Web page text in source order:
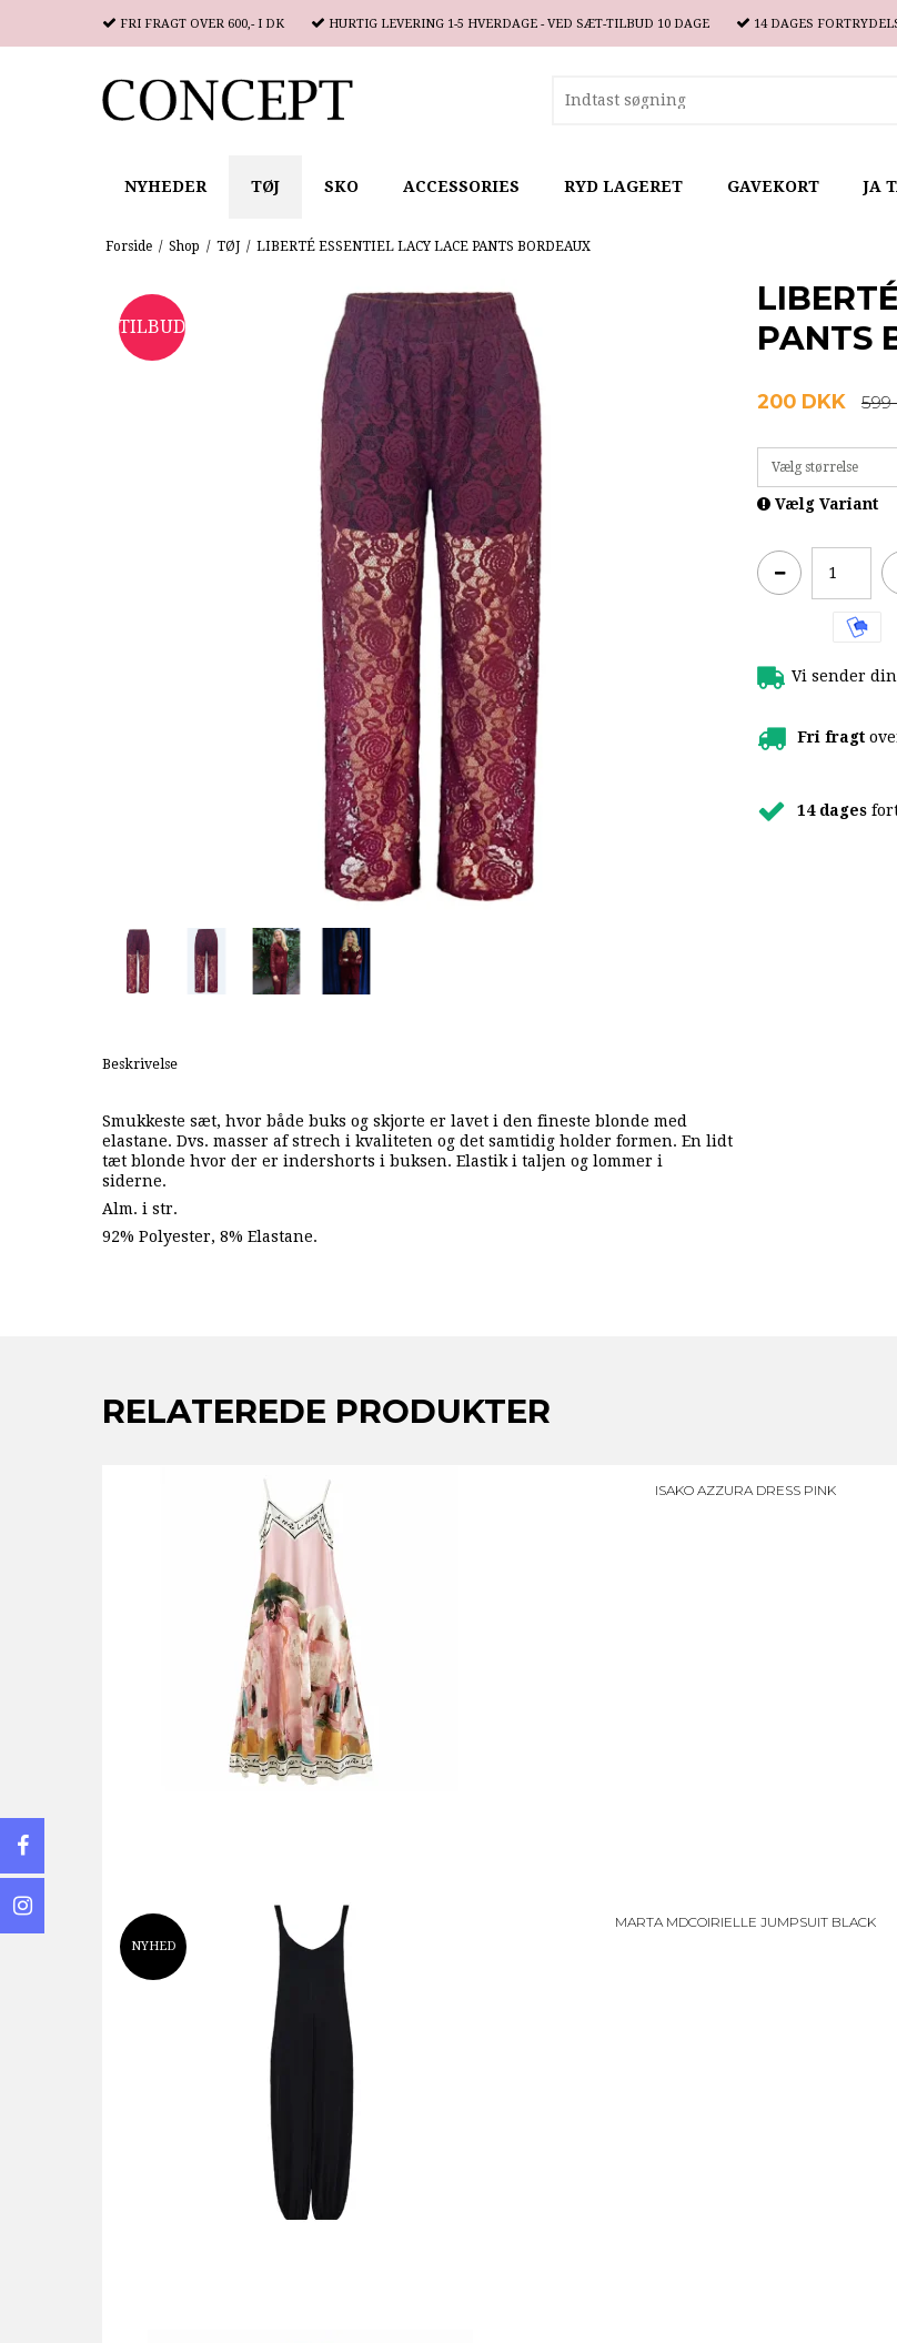
FRI FRAGT OVER 600,- I DK HURTIG LEVERING 1-5 HVERDAGE - VED SÆT-TILBUD 10 DAGE 14 DAGES
NYHEDER TØJ SKO ACCESSORIES RYD LAGERET GAVEKORT JA
Forside / Shop / TØJ / LIBERTÉ ESSENTIEL LACY LACE PANTS BORDEAUX
TILBUD
Beskrivelse
Smukkeste sæt, hvor både buks og skjorte er lavet i den fineste blonde med
elastane. Dvs. masser af strech i kvaliteten og det samtidig holder formen. En lidt
tæt blonde hvor der er indershorts i buksen. Elastik i taljen og lommer i
siderne.
Alm. i str.
92% Polyester, 8% Elastane.
PANTS
200 DKK 599
Vælg størrelse
Vælg Variant
Vi sender
Fri fragt
14 dages
RELATEREDE PRODUKTER
ISAKO AZZURA DRESS PINK
NYHED
MARTA MDCOIRIELLE JUMPSUIT BLACK